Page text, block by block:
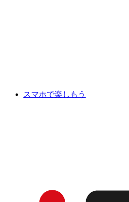
スマホで楽しもう